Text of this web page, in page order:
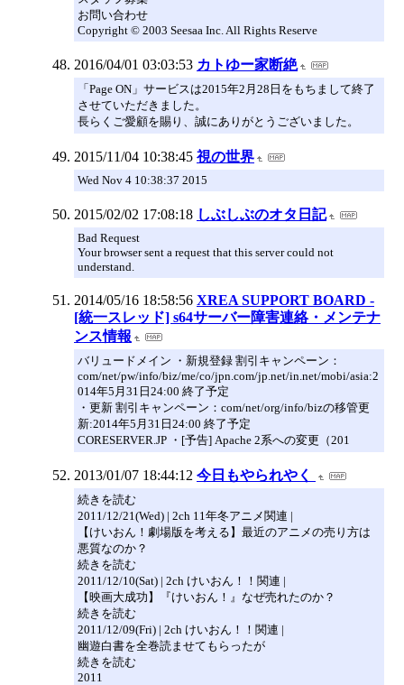
お問い合わせ
Copyright © 2003 Seesaa Inc. All Rights Reserve
2016/04/01 03:03:53 カトゆー家断絶
「Page ON」サービスは2015年2月28日をもちまして終了
させていただきました。
長らくご愛顧を賜り、誠にありがとうございました。
2015/11/04 10:38:45 視の世界
Wed Nov 4 10:38:37 2015
2015/02/02 17:08:18 しぶしぶのオタ日記
Bad Request
Your browser sent a request that this server could not
understand.
2014/05/16 18:58:56 XREA SUPPORT BOARD -
[統一スレッド] s64サーバー障害連絡・メンテナ
ンス情報
バリュードメイン ・新規登録 割引キャンペーン：
com/net/pw/info/biz/me/co/jpn.com/jp.net/in.net/mobi/asia:2
014年5月31日24:00 終了予定
・更新 割引キャンペーン：com/net/org/info/bizの移管更
新:2014年5月31日24:00 終了予定
CORESERVER.JP ・[予告] Apache 2系への変更（201
2013/01/07 18:44:12 今日もやられやく
続きを読む
2011/12/21(Wed) | 2ch 11年冬アニメ関連 |
【けいおん！劇場版を考える】最近のアニメの売り方は
悪質なのか？
続きを読む
2011/12/10(Sat) | 2ch けいおん！！関連 |
【映画大成功】『けいおん！』なぜ売れたのか？
続きを読む
2011/12/09(Fri) | 2ch けいおん！！関連 |
幽遊白書を全巻読ませてもらったが
続きを読む
2011